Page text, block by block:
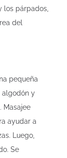
los párpados,
del
pequeña
algodón y
Masajee
ayudar a
Luego,
Se